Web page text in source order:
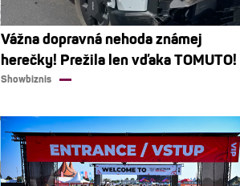
Vážna dopravná nehoda známej
herečky! Prežila len vďaka TOMUTO!
Showbiznis